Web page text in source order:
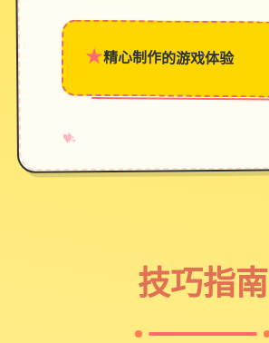
★精心制作的游戏体验
♥
✧
→
技巧指南